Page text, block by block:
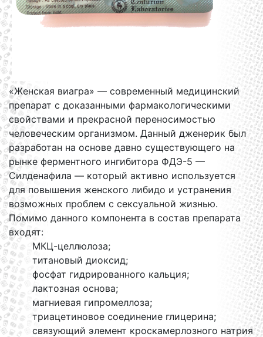
«Женская виагра» — современный медицинский
препарат с доказанными фармакологическими
свойствами и прекрасной переносимостью
человеческим организмом. Данный дженерик был
разработан на основе давно существующего на
рынке ферментного ингибитора ФДЭ-5 —
Силденафила — который активно используется
для повышения женского либидо и устранения
возможных проблем с сексуальной жизнью.
Помимо данного компонента в состав препарата
входят:
МКЦ-целлюлоза;
титановый диоксид;
фосфат гидрированного кальция;
лактозная основа;
магниевая гипромеллоза;
триацетиновое соединение глицерина;
связующий элемент кроскамерлозного натрия